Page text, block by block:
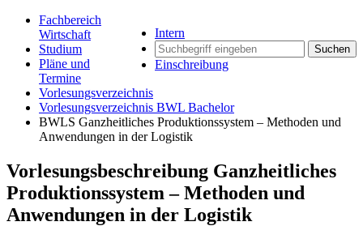
Intern
Suchen
Einschreibung
Fachbereich
Wirtschaft
Studium
Pläne und
Termine
Vorlesungsverzeichnis
Vorlesungsverzeichnis BWL Bachelor
BWLS Ganzheitliches Produktionssystem – Methoden und
Anwendungen in der Logistik
Vorlesungsbeschreibung Ganzheitliches
Produktionssystem – Methoden und
Anwendungen in der Logistik